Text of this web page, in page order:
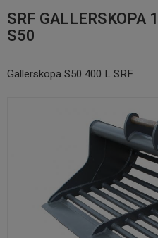
SRF
S50
Gallerskopa S50 400 L SRF